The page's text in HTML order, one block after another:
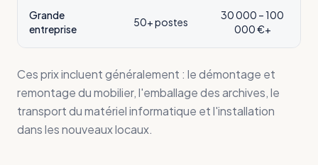
Grande
entreprise
50+ postes
30 000 – 100
000 €+
Ces prix incluent généralement : le démontage et
remontage du mobilier, l'emballage des archives, le
transport du matériel informatique et l'installation
dans les nouveaux locaux.